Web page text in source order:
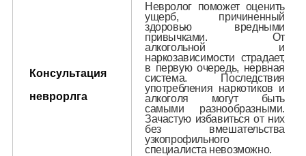
Консультация
неврорлга
Невролог поможет оценить
ущерб, причиненный
здоровью вредными
привычками. От
алкогольной и
наркозависимости страдает,
в первую очередь, нервная
система. Последствия
употребления наркотиков и
алкоголя могут быть
самыми разнообразными.
Зачастую избавиться от них
без вмешательства
узкопрофильного
специалиста невозможно.